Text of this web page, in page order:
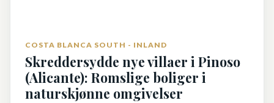
COSTA BLANCA SOUTH - INLAND
Skreddersydde nye villaer i Pinoso
(Alicante): Romslige boliger i
naturskjønne omgivelser